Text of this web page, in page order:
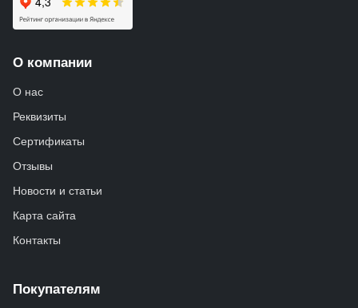
О компании
О нас
Реквизиты
Сертификаты
Отзывы
Новости и статьи
Карта сайта
Контакты
Покупателям